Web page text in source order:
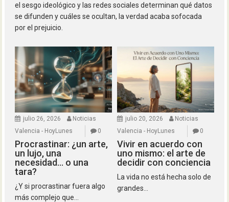
el sesgo ideológico y las redes sociales determinan qué datos
se difunden y cuáles se ocultan, la verdad acaba sofocada
por el prejuicio.
julio 26, 2026
Noticias
Valencia - HoyLunes
0
Procrastinar: ¿un arte,
un lujo, una
necesidad… o una
tara?
¿Y si procrastinar fuera algo
más complejo que...
julio 20, 2026
Noticias
Valencia - HoyLunes
0
Vivir en acuerdo con
uno mismo: el arte de
decidir con conciencia
La vida no está hecha solo de
grandes...